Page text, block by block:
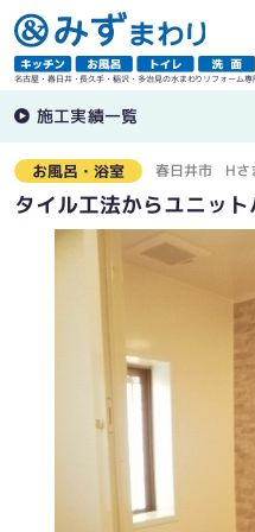
名古屋・春日井・長久手・稲沢・多治見の水まわりリフォーム専
施工実績一覧
お風呂・浴室 春日井市 Hさ
タイル工法からユニッ